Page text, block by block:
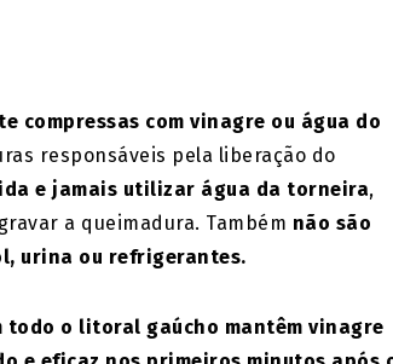
compressas com vinagre ou água do
responsáveis pela liberação do
e jamais utilizar água da torneira,
a queimadura. Também não são
urina ou refrigerantes.
todo o litoral gaúcho mantêm vinagre